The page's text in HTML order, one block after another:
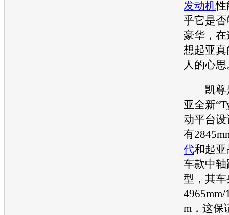
发动机性
乎它是
豪华，
想起亚真
人的心
凯尊
亚全新
动平台
有
代和起亚
车款中
型，其
4965mm/
m，这保